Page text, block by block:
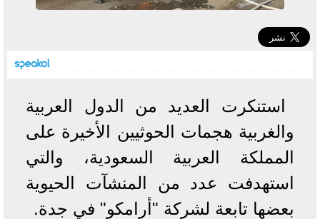
استنكرت العديد من الدول العربية
والغربية هجمات الحوثيين الأخيرة على
المملكة العربية السعودية، والتي
استهدفت عدد من المنشآت الحيوية
بعضها تابعة لشركة "أرامكو" في جدة.